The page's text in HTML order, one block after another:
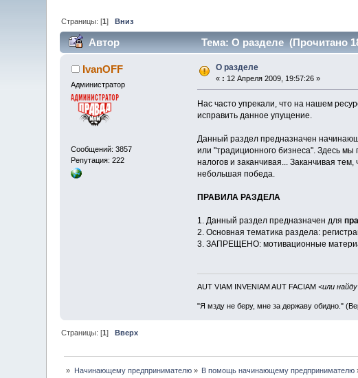
Страницы: [1]Вниз
Автор Тема: О разделе (Прочитано
IvanOFF
Администратор
Сообщений: 3857
Репутация: 222
О разделе
« : 12 Апреля 2009, 19:57:26 »
Нас часто упрекали, что на нашем
исправить данное упущение.
Данный раздел предназначен
или "традиционного бизнеса". Здесь
налогов и заканчивая... Заканчивая
небольшая победа.
ПРАВИЛА РАЗДЕЛА
1. Данный раздел предназначен для
2. Основная тематика раздела:
3. ЗАПРЕЩЕНО: мотивационные
AUT VIAM INVENIAM AUT FACIAM <или
"Я мзду не беру, мне за державу обидно."
Страницы: [1]Вверх
» Начинающему предпринимателю» В помощь начинающему предпринимателю